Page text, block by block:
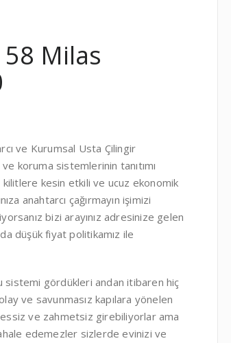
Milas
ve Kurumsal Usta Çilingir
koruma sistemlerinin tanıtımı
kesin etkili ve ucuz ekonomik
anahtarcı çağırmayın işimizi
bizi arayınız adresinize gelen
düşük fiyat politikamız ile
sistemi gördükleri andan itibaren hiç
ve savunmasız kapılara yönelen
ve zahmetsiz girebiliyorlar ama
edemezler sizlerde evinizi ve